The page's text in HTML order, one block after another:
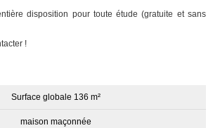
disposition pour toute étude (gratuite et sans
!
Surface globale 136 m²
maison maçonnée